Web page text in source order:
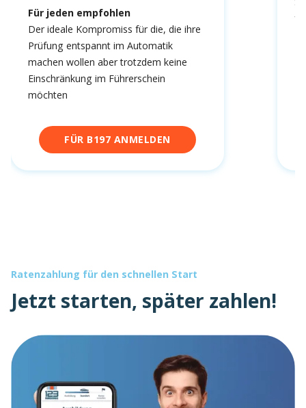
Für jeden empfohlen
Der ideale Kompromiss für die, die ihre
Prüfung entspannt im Automatik
machen wollen aber trotzdem keine
Einschränkung im Führerschein
möchten
FÜR B197 ANMELDEN
Ratenzahlung für den schnellen Start
Jetzt starten, später zahlen!